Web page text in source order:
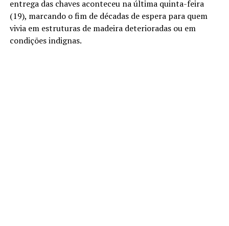
entrega das chaves aconteceu na última quinta-feira
(19), marcando o fim de décadas de espera para quem
vivia em estruturas de madeira deterioradas ou em
condições indignas.